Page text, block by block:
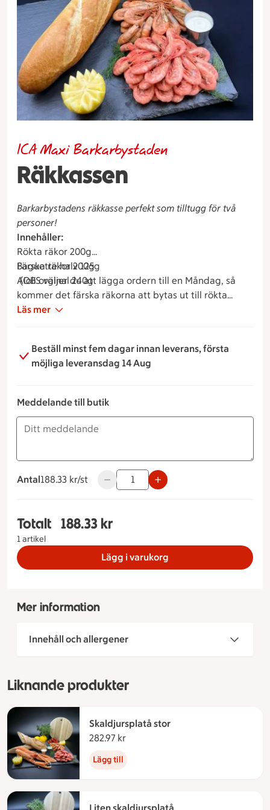
Räkkassen
ICA Maxi Barkarbystaden
Barkarbystadens räkkasse perfekt som tilltugg för två
personer!
Innehåller:
Rökta räkor 200g
Färska räkor 200g
Aioli orginal 240g
Baguette halv 125g
(OBS väljer du att lägga ordern till en Måndag, så
kommer det färska räkorna att bytas ut till rökta
räkor)
Läs mer
Beställ minst fem dagar innan leverans, första
möjliga leveransdag 14 Aug
Meddelande till butik
Antal
188.33 kronor styck
188.33 kr/st Använd knapparna för att minska
Totalt
1 artikel
Totalt 1 stycken Räkkassen, 188.33 kronor
188.33 kr
Lägg i varukorg
Mer information
Innehåll och allergener
Liknande produkter
Skaldjursplatå stor
282.97 kr
Lägg till